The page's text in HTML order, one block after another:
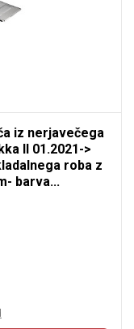
iz nerjavečega
II 01.2021->
roba z
barva...